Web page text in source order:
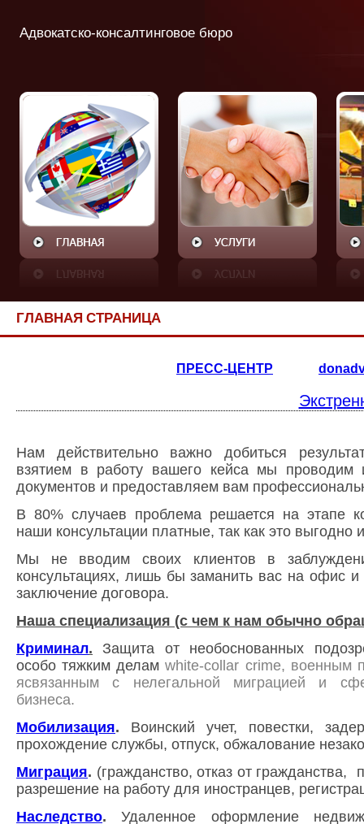
Адвокатско-консалтинговое бюро
ГЛАВНАЯ СТРАНИЦА
ПРЕСС-ЦЕНТР donad
Нам действительно важно добиться
взятием в работу вашего кейса мы проводим
документов и предоставляем вам
В 80% случаев проблема решается на этапе
наши консультации платные, так как это выгодно
Мы не вводим своих клиентов в
консультациях, лишь бы заманить вас на офис и
заключение договора.
Наша специализация (с чем к нам обычно
Криминал. Защита от необоснованных
особо тяжким деламwhite-collar crime, военным
ясвязанным с нелегальной миграцией и
бизнеса.
Мобилизация. Воинский учет, повестки,
прохождение службы, отпуск, обжалование
Миграция. (гражданство, отказ от гражданства,
разрешение на работу для иностранцев,
Наследство.Удаленное оформление